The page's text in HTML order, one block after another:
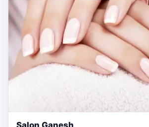
Salon Ganesh